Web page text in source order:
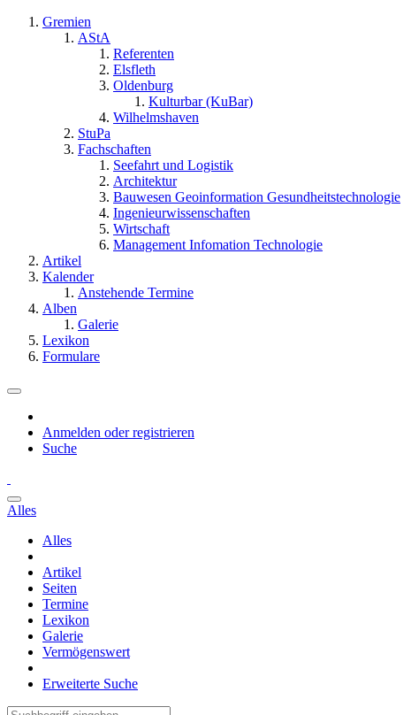
Gremien
AStA
Referenten
Elsfleth
Oldenburg
Kulturbar (KuBar)
Wilhelmshaven
StuPa
Fachschaften
Seefahrt und Logistik
Architektur
Bauwesen Geoinformation Gesundheitstechnologie
Ingenieurwissenschaften
Wirtschaft
Management Infomation Technologie
Artikel
Kalender
Anstehende Termine
Alben
Galerie
Lexikon
Formulare
Anmelden oder registrieren
Suche
Alles
Alles
Artikel
Seiten
Termine
Lexikon
Galerie
Vermögenswert
Erweiterte Suche